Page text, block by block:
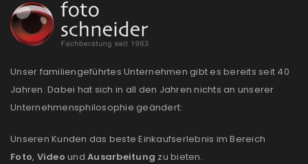
NEWSLETTER ABONNIEREN
Please select all the ways you would like to hear from
us
Ja, ich möchte ein Kundenkonto eröffnen und
akzeptiere die
Datenschutzerklärung
Unser familiengeführtes Unternehmen gibt es bereits seit 40
Jahren. Dabei hat sich in all den Jahren nichts an unserer
Unternehmensphilosophie geändert:
Unseren Kunden das beste Einkaufserlebnis im Bereich
Foto, Video und Ausarbeitung zu bieten.